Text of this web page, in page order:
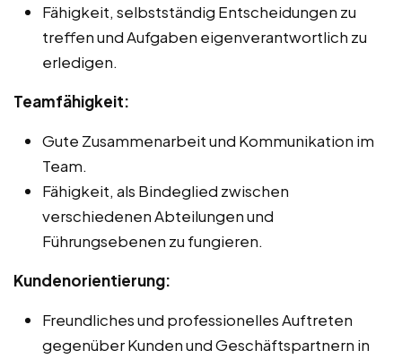
Fähigkeit, selbstständig Entscheidungen zu
treffen und Aufgaben eigenverantwortlich zu
erledigen.
Teamfähigkeit:
Gute Zusammenarbeit und Kommunikation im
Team.
Fähigkeit, als Bindeglied zwischen
verschiedenen Abteilungen und
Führungsebenen zu fungieren.
Kundenorientierung:
Freundliches und professionelles Auftreten
gegenüber Kunden und Geschäftspartnern in